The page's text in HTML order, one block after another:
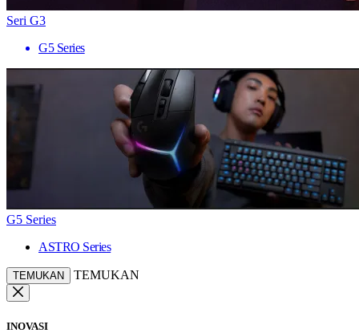
Seri G3
G5 Series
G5 Series
ASTRO Series
TEMUKAN TEMUKAN
INOVASI